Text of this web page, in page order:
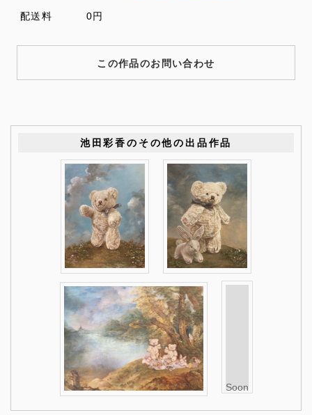
配送料 0円
この作品のお問い合わせ
池田彩香のその他の出品作品
Soon